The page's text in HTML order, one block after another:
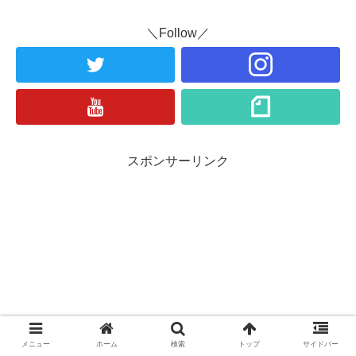
＼Follow／
スポンサーリンク
メニュー ホーム 検索 トップ サイドバー